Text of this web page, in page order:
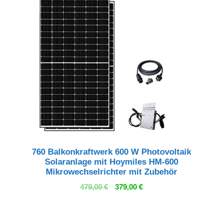
760 Balkonkraftwerk 600 W Photovoltaik
Solaranlage mit Hoymiles HM-600
Mikrowechselrichter mit Zubehör
479,00€
Ursprünglicher
379,00 €Aktueller